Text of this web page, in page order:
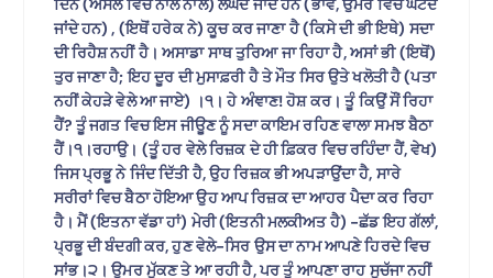
ਦਿਨ (ਅਸਲ ਵਿਚ ਨਾਲੋ ਨਾਲ) ਲੰਘਦੇ ਜਾਂਦੇ ਹਨ (ਭਾਵ, ਉਮਰ ਵਿਚੋਂ ਘਟਦੇ
ਜਾਂਦੇ ਹਨ) , (ਇਥੋਂ ਹਰੇਕ ਨੇ) ਕੂਚ ਕਰ ਜਾਣਾ ਹੈ (ਕਿਸੇ ਦੀ ਭੀ ਇਥੇ) ਸਦਾ
ਦੀ ਰਿਹੈਸ਼ ਨਹੀਂ ਹੈ। ਅਸਾਡਾ ਸਾਥ ਤੁਰਿਆ ਜਾ ਰਿਹਾ ਹੈ, ਅਸਾਂ ਭੀ (ਇਥੋਂ)
ਤੁਰ ਜਾਣਾ ਹੈ; ਇਹ ਦੂਰ ਦੀ ਮੁਸਾਫ਼ਰੀ ਹੈ ਤੇ ਮੌਤ ਸਿਰ ਉਤੇ ਖਲੋਤੀ ਹੈ (ਪਤਾ
ਨਹੀਂ ਕੇਹੜੇ ਵੇਲੇ ਆ ਜਾਏ) ।੧। ਹੇ ਅੰਞਾਣ! ਹੋਸ਼ ਕਰ। ਤੂੰ ਕਿਉਂ ਸੌਂ ਰਿਹਾ
ਹੈਂ? ਤੂੰ ਜਗਤ ਵਿਚ ਇਸ ਜੀਊਣ ਨੂੰ ਸਦਾ ਕਾਇਮ ਰਹਿਣ ਵਾਲਾ ਸਮਝ ਬੈਠਾ
ਹੈਂ।੧।ਰਹਾਉ। (ਤੂੰ ਹਰ ਵੇਲੇ ਰਿਜ਼ਕ ਦੇ ਹੀ ਫ਼ਿਕਰ ਵਿਚ ਰਹਿੰਦਾ ਹੈਂ, ਵੇਖ)
ਜਿਸ ਪ੍ਰਭੂ ਨੇ ਜਿੰਦ ਦਿੱਤੀ ਹੈ, ਉਹ ਰਿਜ਼ਕ ਭੀ ਅਪੜਾਉਂਦਾ ਹੈ, ਸਾਰੇ
ਸਰੀਰਾਂ ਵਿਚ ਬੈਠਾ ਹੋਇਆ ਉਹ ਆਪ ਰਿਜ਼ਕ ਦਾ ਆਹਰ ਪੈਦਾ ਕਰ ਰਿਹਾ
ਹੈ। ਮੈਂ (ਇਤਨਾ ਵੱਡਾ ਹਾਂ) ਮੇਰੀ (ਇਤਨੀ ਮਲਕੀਅਤ ਹੈ) -ਛੱਡ ਇਹ ਗੱਲਾਂ,
ਪ੍ਰਭੂ ਦੀ ਬੰਦਗੀ ਕਰ, ਹੁਣ ਵੇਲੇ-ਸਿਰ ਉਸ ਦਾ ਨਾਮ ਆਪਣੇ ਹਿਰਦੇ ਵਿਚ
ਸਾਂਭ।੨। ਉਮਰ ਮੁੱਕਣ ਤੇ ਆ ਰਹੀ ਹੈ, ਪਰ ਤੂੰ ਆਪਣਾ ਰਾਹ ਸੁਚੱਜਾ ਨਹੀਂ